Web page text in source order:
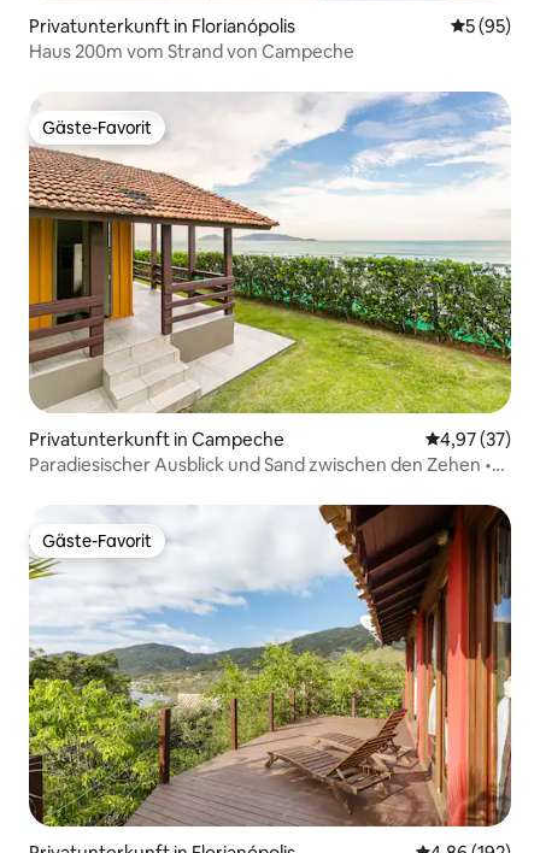
Privatunterkunft in Florianópolis
5 (95)
Haus 200m vom Strand von Campeche
Gäste-Favorit
Gäste-Favorit
Privatunterkunft in Campeche
4,97 (37)
Paradiesischer Ausblick und Sand zwischen den Zehen •
Gäste-Favorit
Gäste-Favorit